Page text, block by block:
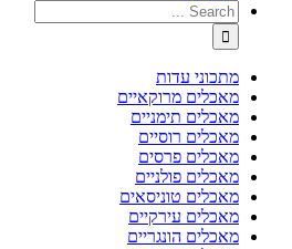
מתכוני עדות
מאכלים מרוקאיים
מאכלים תימניים
מאכלים רוסיים
מאכלים פרסים
מאכלים פולניים
מאכלים טוניסאים
מאכלים עירקיים
מאכלים הונגריים